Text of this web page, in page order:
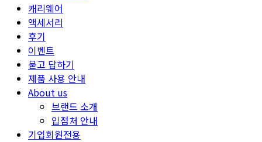
캐리웨어
액세서리
후기
이벤트
묻고 답하기
제품 사용 안내
About us
브랜드 소개
입점처 안내
기업회원전용